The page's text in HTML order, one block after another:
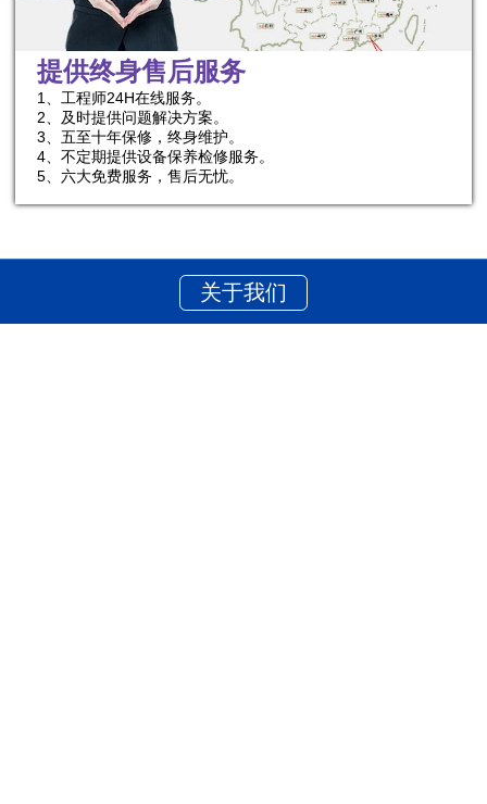
提供终身售后服务
1、工程师24H在线服务。
2、及时提供问题解决方案。
3、五至十年保修，终身维护。
4、不定期提供设备保养检修服务。
5、六大免费服务，售后无忧。
企业理念
Corporate Philosophy
关于我们